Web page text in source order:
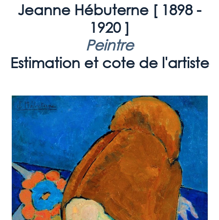
Jeanne Hébuterne [ 1898 -
1920]
Peintre
Estimation et cote de l'artiste